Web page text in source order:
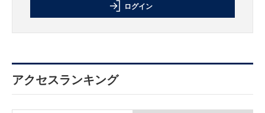
ログイン
アクセスランキング